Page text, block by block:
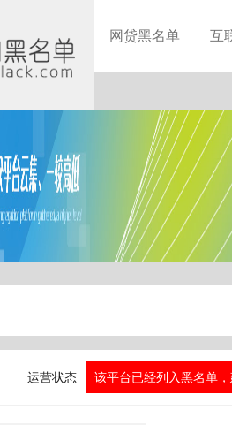
网贷黑名单 互
运营状态 该平台已经列入黑名单